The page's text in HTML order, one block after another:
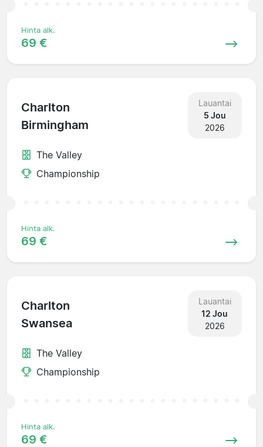
Hinta alk.
69 €
Charlton
Birmingham
Lauantai
5 Jou
2026
The Valley
Championship
Hinta alk.
69 €
Charlton
Swansea
Lauantai
12 Jou
2026
The Valley
Championship
Hinta alk.
69 €